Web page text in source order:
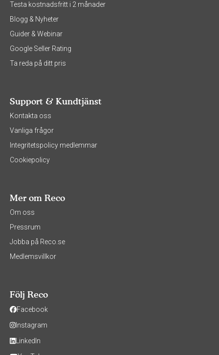
Testa kostnadsfritt i 2 månader
Blogg & Nyheter
Guider & Webinar
Google Seller Rating
Ta reda på ditt pris
Support & Kundtjänst
Kontakta oss
Vanliga frågor
Integritetspolicy medlemmar
Cookiepolicy
Mer om Reco
Om oss
Pressrum
Jobba på Reco.se
Medlemsvillkor
Följ Reco
Facebook
Instagram
LinkedIn